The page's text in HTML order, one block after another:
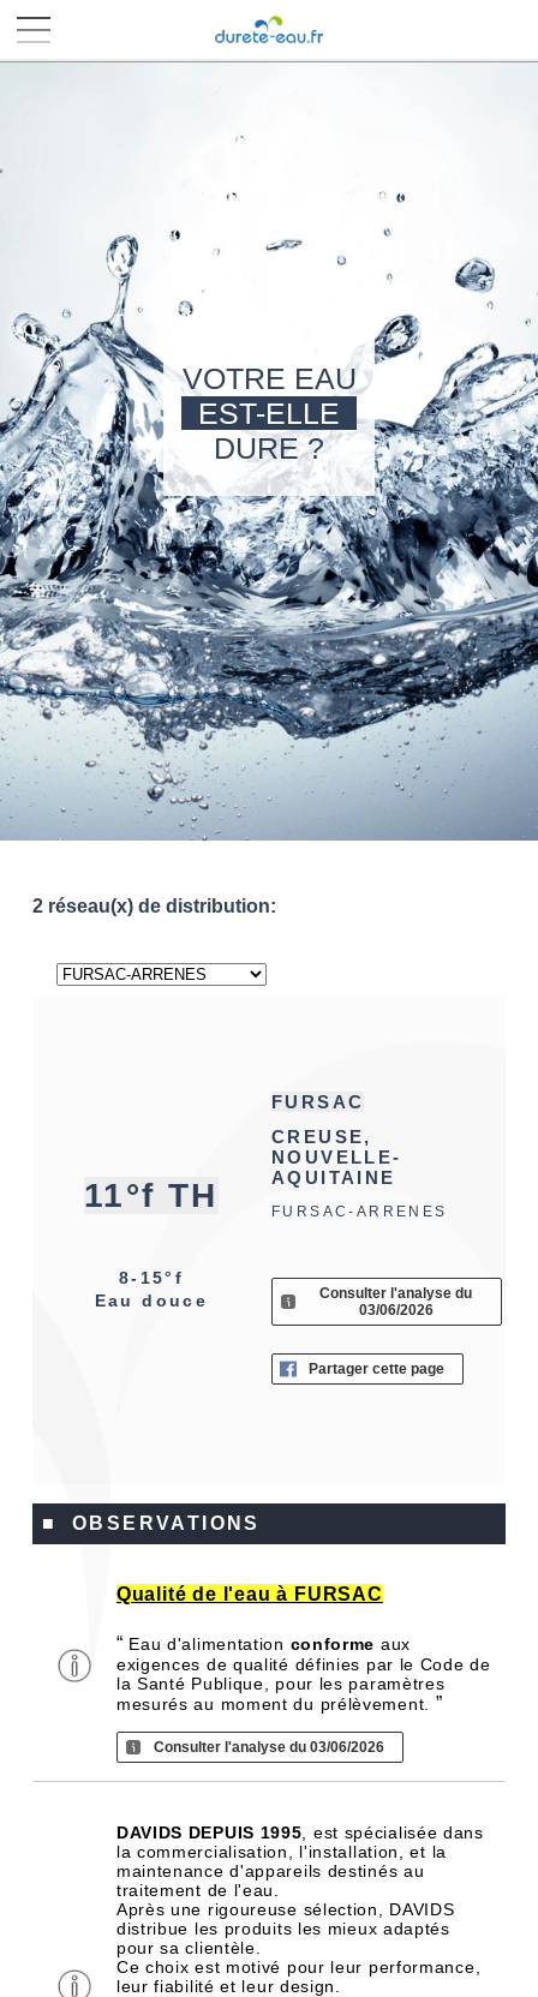
VOTRE EAU
EST-ELLE
DURE ?
2 réseau(x) de distribution:
11°f TH
8-15°f
Eau douce
FURSAC
CREUSE,
NOUVELLE-
AQUITAINE
FURSAC-ARRENES
Consulter l'analyse du
03/06/2026
Partager cette page
■ OBSERVATIONS
Qualité de l'eau à FURSAC
“ Eau d'alimentation conforme aux
exigences de qualité définies par le Code de
la Santé Publique, pour les paramètres
mesurés au moment du prélèvement. ”
Consulter l'analyse du 03/06/2026
DAVIDS DEPUIS 1995 , est spécialisée dans
la commercialisation, l'installation, et la
maintenance d'appareils destinés au
traitement de l'eau.
Après une rigoureuse sélection, DAVIDS
distribue les produits les mieux adaptés
pour sa clientèle.
Ce choix est motivé pour leur performance,
leur fiabilité et leur design.